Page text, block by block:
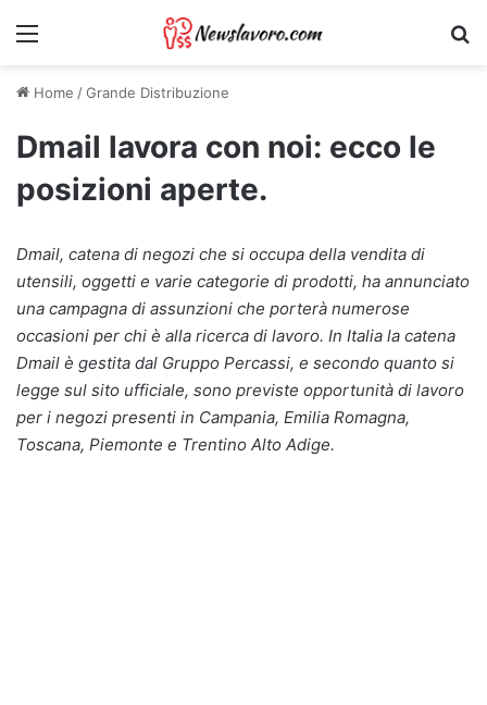
Menu
Home /Grande Distribuzione
Dmail lavora con noi: ecco le
posizioni aperte.
Dmail, catena di negozi che si occupa della vendita di
utensili, oggetti e varie categorie di prodotti, ha annunciato
una campagna di assunzioni che porterà numerose
occasioni per chi è alla ricerca di lavoro. In Italia la catena
Dmail è gestita dal Gruppo Percassi, e secondo quanto si
legge sul sito ufficiale, sono previste opportunità di lavoro
per i negozi presenti in Campania, Emilia Romagna,
Toscana, Piemonte e Trentino Alto Adige.